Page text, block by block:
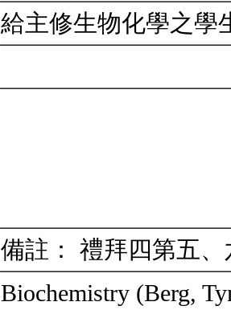
給主修生物化學之
備註： 禮拜四第五
Biochemistry (Berg,